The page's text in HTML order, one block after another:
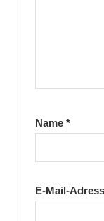
Name *
E-Mail-